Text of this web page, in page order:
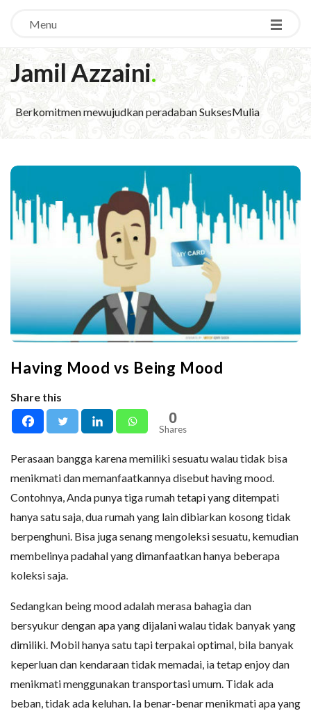
Menu
Jamil Azzaini.
Berkomitmen mewujudkan peradaban SuksesMulia
Having Mood vs Being Mood
Share this
0
Shares
Perasaan bangga karena memiliki sesuatu walau tidak bisa
menikmati dan memanfaatkannya disebut having mood.
Contohnya, Anda punya tiga rumah tetapi yang ditempati
hanya satu saja, dua rumah yang lain dibiarkan kosong tidak
berpenghuni. Bisa juga senang mengoleksi sesuatu, kemudian
membelinya padahal yang dimanfaatkan hanya beberapa
koleksi saja.
Sedangkan being mood adalah merasa bahagia dan
bersyukur dengan apa yang dijalani walau tidak banyak yang
dimiliki. Mobil hanya satu tapi terpakai optimal, bila banyak
keperluan dan kendaraan tidak memadai, ia tetap enjoy dan
menikmati menggunakan transportasi umum. Tidak ada
beban, tidak ada keluhan. Ia benar-benar menikmati apa yang